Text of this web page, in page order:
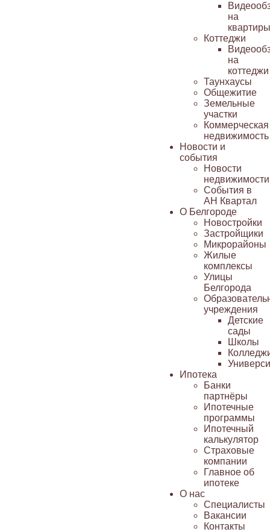
на
квартиры
Коттеджи
на
коттеджи
Таунхаусы
Общежитие
Земельные
участки
Коммерческая
недвижимость
Новости и
события
Новости
недвижимости
События в
АН Квартал
О Белгороде
Новостройки
Застройщики
Микрорайоны
Жилые
комплексы
Улицы
Белгорода
учреждения
Детские
сады
Школы
Ипотека
Банки
партнёры
Ипотечные
программы
Ипотечный
калькулятор
Страховые
компании
Главное об
ипотеке
О нас
Специалисты
Вакансии
Контакты